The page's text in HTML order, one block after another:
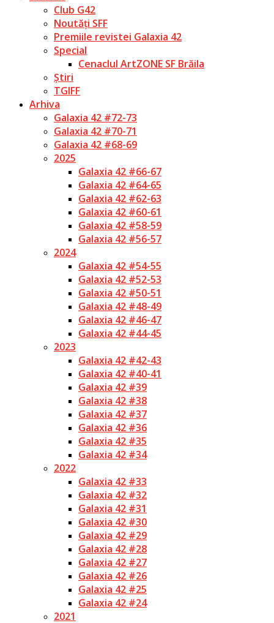
Club G42
Noutăți SFF
Premiile revistei Galaxia 42
Special
Cenaclul ArtZONE SF Brăila
Știri
TGIFF
Arhiva
Galaxia 42 #72-73
Galaxia 42 #70-71
Galaxia 42 #68-69
2025
Galaxia 42 #66-67
Galaxia 42 #64-65
Galaxia 42 #62-63
Galaxia 42 #60-61
Galaxia 42 #58-59
Galaxia 42 #56-57
2024
Galaxia 42 #54-55
Galaxia 42 #52-53
Galaxia 42 #50-51
Galaxia 42 #48-49
Galaxia 42 #46-47
Galaxia 42 #44-45
2023
Galaxia 42 #42-43
Galaxia 42 #40-41
Galaxia 42 #39
Galaxia 42 #38
Galaxia 42 #37
Galaxia 42 #36
Galaxia 42 #35
Galaxia 42 #34
2022
Galaxia 42 #33
Galaxia 42 #32
Galaxia 42 #31
Galaxia 42 #30
Galaxia 42 #29
Galaxia 42 #28
Galaxia 42 #27
Galaxia 42 #26
Galaxia 42 #25
Galaxia 42 #24
2021